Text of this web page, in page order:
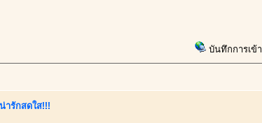
บันทึกการเข้า
ารักสดใส!!!